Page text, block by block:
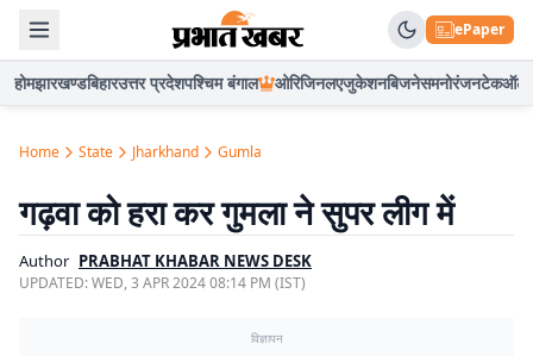
ePaper
होमझारखण्डबिहारउत्तर प्रदेशपश्चिम बंगाल ओरिजिनलएजुकेशनबिजनेसमनोरंजनटेकऑटो
Home State Jharkhand Gumla
गढ़वा को हरा कर गुमला ने सुपर लीग में
Author PRABHAT KHABAR NEWS DESK
UPDATED:WED, 3 APR 2024 08:14 PM (IST)
विज्ञापन